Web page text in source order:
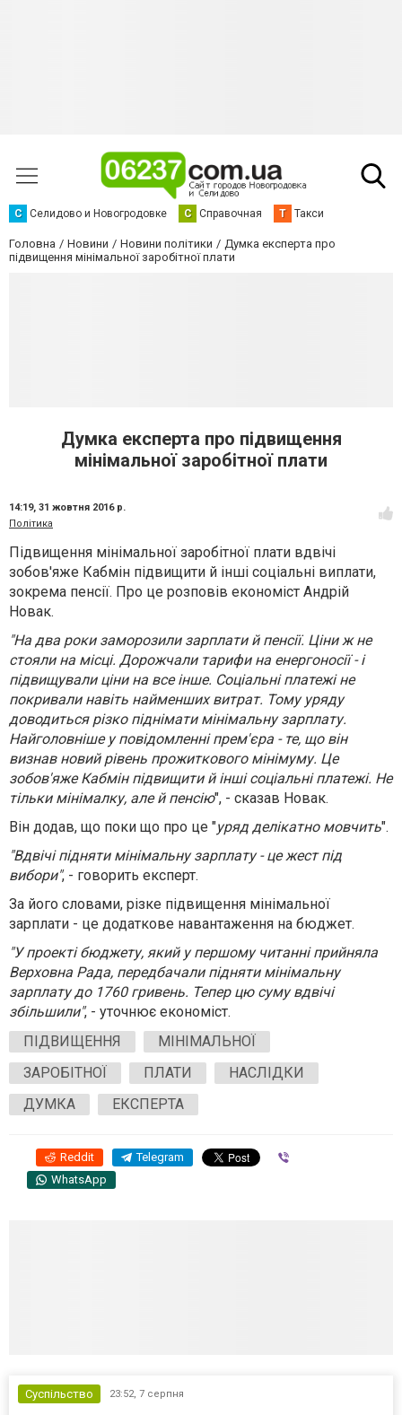
С Селидово и Новогродовке С Справочная Т Такси
Головна Новини Новини політики
Думка експерта про
підвищення мінімальної заробітної плати
Думка експерта про підвищення
мінімальної заробітної плати
14:19, 31 жовтня 2016 р.
Політика
Підвищення мінімальної заробітної плати вдвічі
зобов'яже Кабмін підвищити й інші соціальні виплати,
зокрема пенсії. Про це розповів економіст Андрій
Новак.
"На два роки заморозили зарплати й пенсії. Ціни ж не
стояли на місці. Дорожчали тарифи на енергоносії - і
підвищували ціни на все інше. Соціальні платежі не
покривали навіть найменших витрат. Тому уряду
доводиться різко піднімати мінімальну зарплату.
Найголовніше у повідомленні прем'єра - те, що він
визнав новий рівень прожиткового мінімуму. Це
зобов'яже Кабмін підвищити й інші соціальні платежі. Не
тільки мінімалку, але й пенсію", - сказав Новак.
Він додав, що поки що про це "уряд делікатно мовчить".
"Вдвічі підняти мінімальну зарплату - це жест під
вибори", - говорить експерт.
За його словами, різке підвищення мінімальної
зарплати - це додаткове навантаження на бюджет.
"У проекті бюджету, який у першому читанні прийняла
Верховна Рада, передбачали підняти мінімальну
зарплату до 1760 гривень. Тепер цю суму вдвічі
збільшили", - уточнює економіст.
ПІДВИЩЕННЯ
МІНІМАЛЬНОЇ
ЗАРОБІТНОЇ
ПЛАТИ
НАСЛІДКИ
ДУМКА
ЕКСПЕРТА
Reddit Telegram
WhatsApp
Суспільство 23:52, 7 серпня